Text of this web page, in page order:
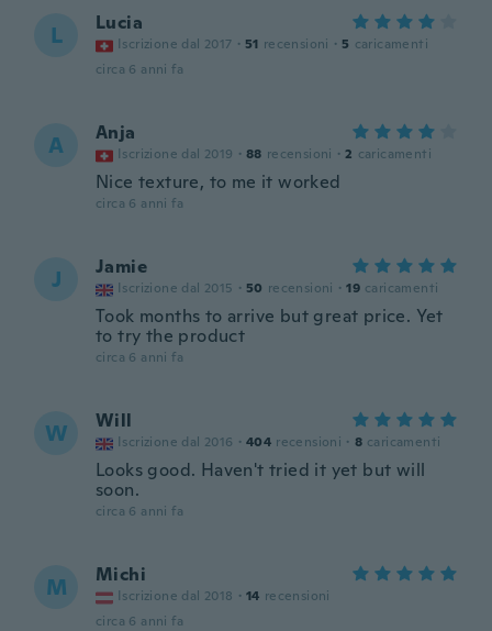
L Lucia
Iscrizione dal 2017 · 51 recensioni · 5 caricamenti
circa 6 anni fa
A Anja
Iscrizione dal 2019 · 88 recensioni · 2 caricamenti
Nice texture, to me it worked
circa 6 anni fa
J Jamie
Iscrizione dal 2015 · 50 recensioni · 19 caricamenti
Took months to arrive but great price. Yet
to try the product
circa 6 anni fa
W Will
Iscrizione dal 2016 · 404 recensioni · 8 caricamenti
Looks good. Haven't tried it yet but will
soon.
circa 6 anni fa
M Michi
Iscrizione dal 2018 · 14 recensioni
circa 6 anni fa